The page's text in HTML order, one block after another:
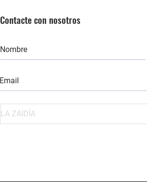
Contacte con nosotros